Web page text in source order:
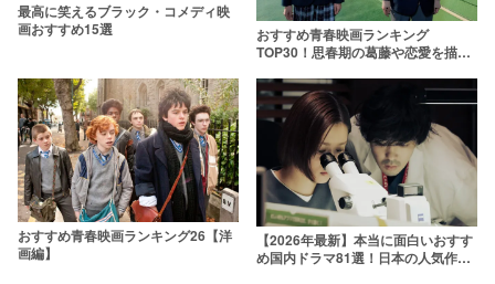
最高に笑えるブラック・コメディ映
画おすすめ15選
おすすめ青春映画ランキング
TOP30！思春期の葛藤や恋愛を描い
おすすめ青春映画ランキング26【洋
画編】
【2026年最新】本当に面白いおすす
め国内ドラマ81選！日本の人気作品